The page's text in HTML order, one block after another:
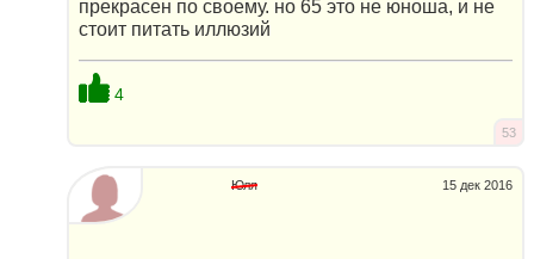
прекрасен по своему. но 65 это не юноша, и не
стоит питать иллюзий
4
53
15 дек 2016
Юля